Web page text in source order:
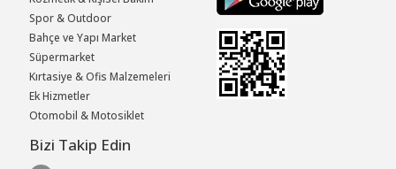
Spor & Outdoor
Bahçe ve Yapı Market
Süpermarket
Kırtasiye & Ofis Malzemeleri
Ek Hizmetler
Otomobil & Motosiklet
Bizi Takip Edin